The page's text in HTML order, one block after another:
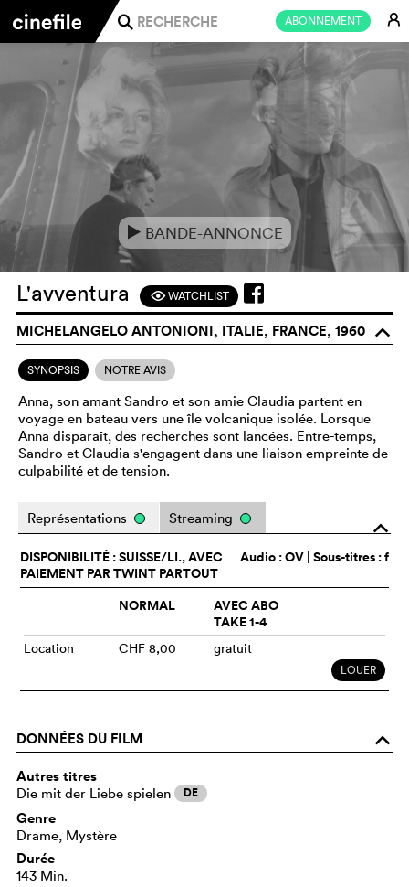
ABONNEMENT E
j
e BANDE-ANNONCE
L'avventura FWATCHLIST
MICHELANGELO ANTONIONI, ITALIE, FRANCE, 1960 o
SYNOPSIS NOTRE AVIS
Anna, son amant Sandro et son amie Claudia partent en
voyage en bateau vers une île volcanique isolée. Lorsque
Anna disparaît, des recherches sont lancées. Entre-temps,
Sandro et Claudia s'engagent dans une liaison empreinte de
culpabilité et de tension.
o
Représentations Streaming
Audio :OV | Sous-titres : f
DISPONIBILITÉ : SUISSE/LI., AVEC
PAIEMENT PAR TWINT PARTOUT
NORMAL
AVEC ABO
TAKE 1-4
Location CHF 8,00 gratuit
LOUER
DONNÉES DU FILM o
Autres titres
Die mit der Liebe spielen DE
Genre
Drame, Mystère
Durée
143 Min.